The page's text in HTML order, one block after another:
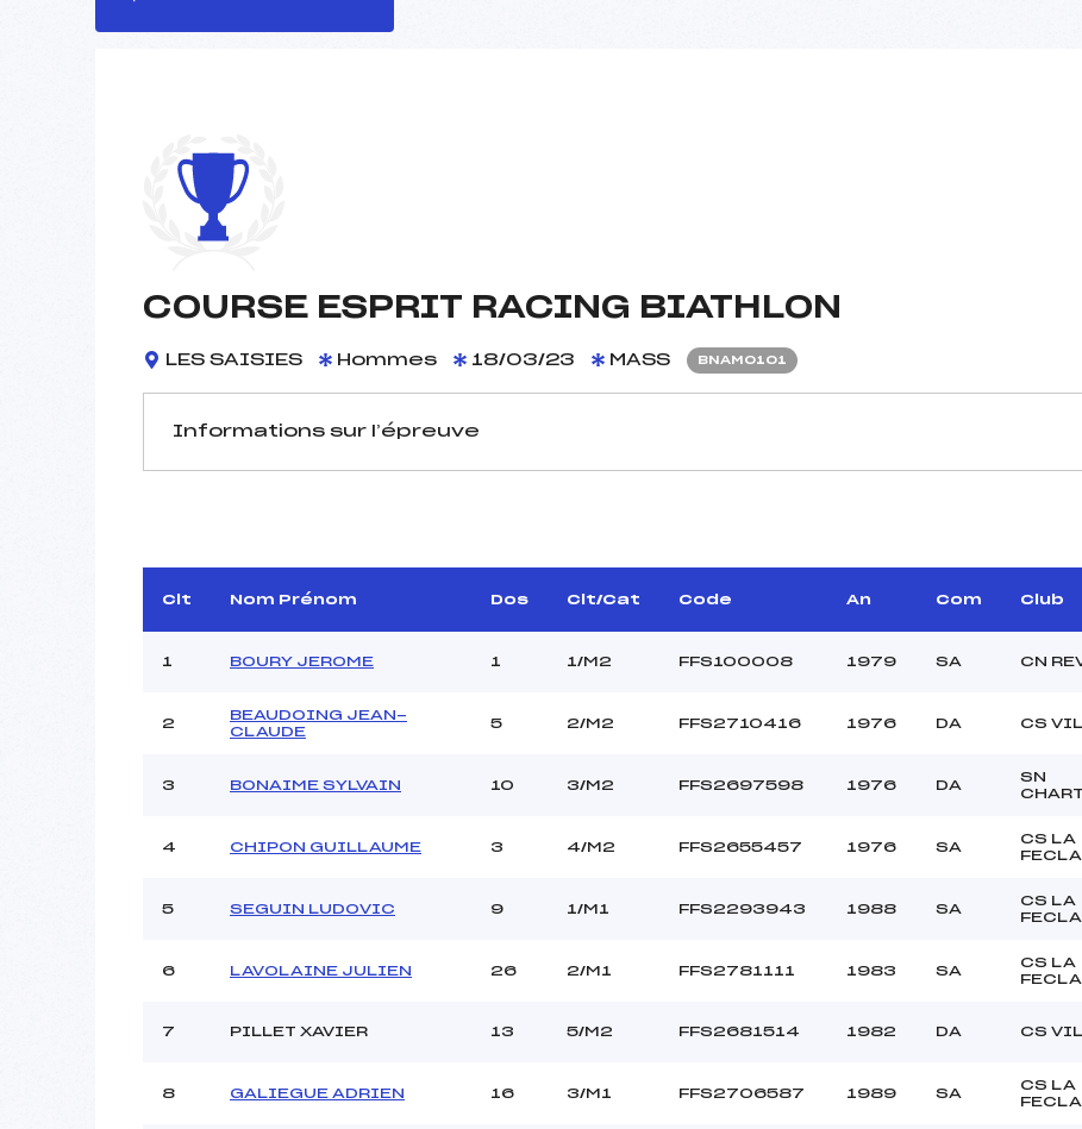
COURSE ESPRIT RACING BIATHLON
LES SAISIES Hommes 18/03/23 MASS BNAM0101
Informations sur l’épreuve
D.T Adjoint :
GALY GENEVIÈVE (PE)
Dir. Epreuve :
DENEU PIERRE (SA)
Distance :
Point Haut :
Pénalité appliquée :
–
Clt Nom Prénom Dos Clt/Cat Code An Com Club
1 BOURY JEROME 1 1/M2 FFS100008 1979 SA CN
2
BEAUDOING JEAN-
CLAUDE
5 2/M2 FFS2710416 1976 DA CS
3 BONAIME SYLVAIN 10 3/M2 FFS2697598 1976 DA
SN
4 CHIPON GUILLAUME 3 4/M2 FFS2655457 1976 SA
CS LA
5 SEGUIN LUDOVIC 9 1/M1 FFS2293943 1988 SA
CS LA
6 LAVOLAINE JULIEN 26 2/M1 FFS2781111 1983 SA
CS LA
7 PILLET XAVIER 13 5/M2 FFS2681514 1982 DA CS
8 GALIEGUE ADRIEN 16 3/M1 FFS2706587 1989 SA
CS LA